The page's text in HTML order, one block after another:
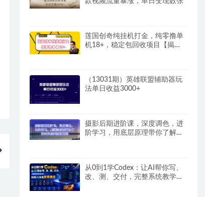
莲国创奇纯挂机打金，纯零撸单
机18+，稳定包回收项目【揭
（13031期）英雄联盟辅助器玩
法单日收益3000+
摄影后期进阶课，深度调色，进
阶学习，用底层原理带你了解更
从0到1学Codex：让AI帮你写、
改、测、交付，完整系统教学，